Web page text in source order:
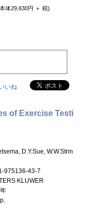
体29,630円 ＋ 税)
いね
of Exercise Testi
D.Y.Sue, W.W.Strin
975136-43-7
KLUWER